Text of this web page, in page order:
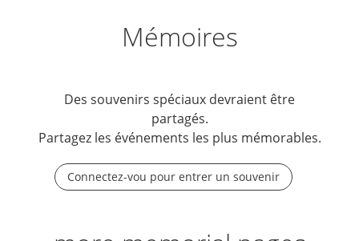
Mémoires
Des souvenirs spéciaux devraient être
partagés.
Partagez les événements les plus mémorables.
Connectez-vou pour entrer un souvenir